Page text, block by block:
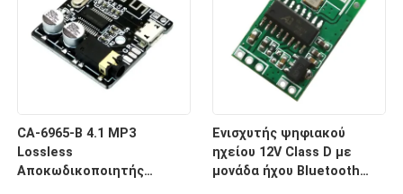
CA-6965-B 4.1 MP3
Lossless
Αποκωδικοποιητής
Ενισχυτής ψηφιακού
ηχείου 12V Class D με
μονάδα ήχου Bluetooth